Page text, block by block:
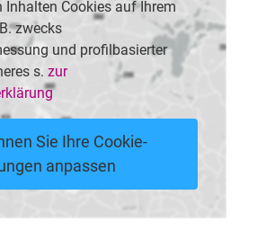
Inhalten Cookies auf Ihrem
zwecks
und profilbasierter
s. zur
Sie Ihre Cookie-
anpassen